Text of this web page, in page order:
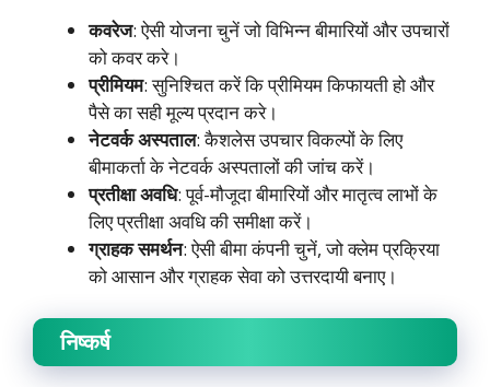
कवरेज: ऐसी योजना चुनें जो विभिन्न बीमारियों और उपचारों
को कवर करे।
प्रीमियम: सुनिश्चित करें कि प्रीमियम किफायती हो और
पैसे का सही मूल्य प्रदान करे।
नेटवर्क अस्पताल: कैशलेस उपचार विकल्पों के लिए
बीमाकर्ता के नेटवर्क अस्पतालों की जांच करें।
प्रतीक्षा अवधि: पूर्व-मौजूदा बीमारियों और मातृत्व लाभों के
लिए प्रतीक्षा अवधि की समीक्षा करें।
ग्राहक समर्थन: ऐसी बीमा कंपनी चुनें, जो क्लेम प्रक्रिया
को आसान और ग्राहक सेवा को उत्तरदायी बनाए।
निष्कर्ष